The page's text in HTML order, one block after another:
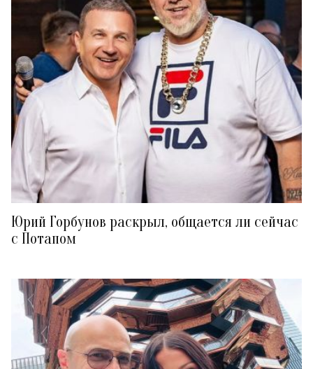
Юрий Горбунов раскрыл, общается ли сейчас
с Потапом